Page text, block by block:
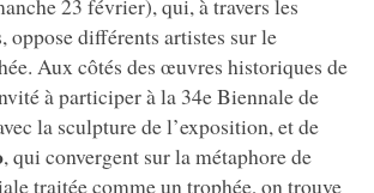
oppose différents artistes sur le
Aux côtés des œuvres historiques de
à participer à la 34e Biennale de
la sculpture de l’exposition, et de
, qui convergent sur la métaphore de
traitée comme un trophée, on trouve